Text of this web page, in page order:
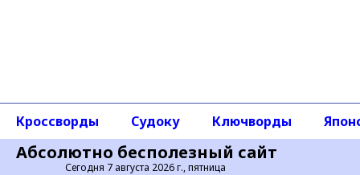
Абсолютно бесполезный сайт
Сегодня 7 августа 2026 г., пятница
Кроссворды Судоку Ключворды